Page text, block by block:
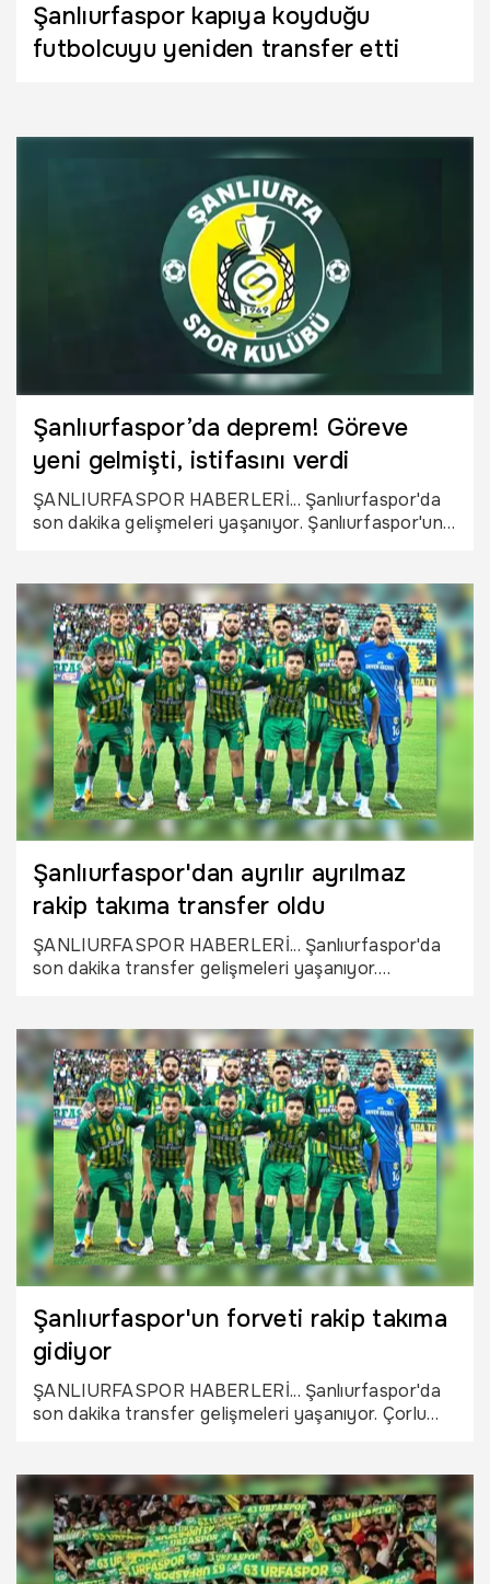
Şanlıurfaspor kapıya koyduğu
futbolcuyu yeniden transfer etti
Şanlıurfaspor’da deprem! Göreve
yeni gelmişti, istifasını verdi
ŞANLIURFASPOR HABERLERİ... Şanlıurfaspor'da
son dakika gelişmeleri yaşanıyor. Şanlıurfaspor'un
Şanlıurfaspor'dan ayrılır ayrılmaz
rakip takıma transfer oldu
ŞANLIURFASPOR HABERLERİ... Şanlıurfaspor'da
son dakika transfer gelişmeleri yaşanıyor.
anlaşmaya vardığı iddia edildi.
Şanlıurfaspor'un forveti rakip takıma
gidiyor
ŞANLIURFASPOR HABERLERİ... Şanlıurfaspor'da
son dakika transfer gelişmeleri yaşanıyor. Çorlu